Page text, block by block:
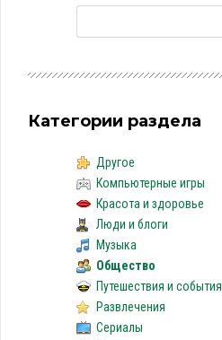
Категории раздела
Другое
Компьютерные игры
Красота и здоровье
Люди и блоги
Музыка
Общество
Путешествия и события
Развлечения
Сериалы